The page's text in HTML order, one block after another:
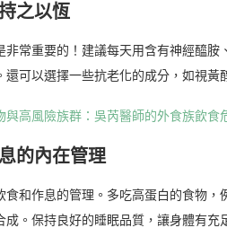
之以恆
非常重要的！建議每天用含有神經醯
還可以選擇一些抗老化的成分，如視黃
與高風險族群：吳芮醫師的外食族飲食
的內在管理
食和作息的管理。多吃高蛋白的食物，
成。保持良好的睡眠品質，讓身體有